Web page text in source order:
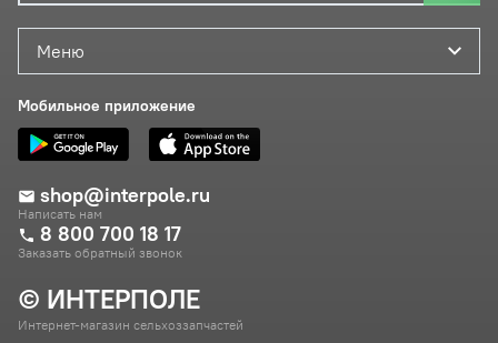
© ИНТЕРПОЛЕ
Интернет-магазин сельхоззапчастей
Меню
Мобильное приложение
shop@interpole.ru
Написать нам
8 800 700 18 17
Заказать обратный звонок